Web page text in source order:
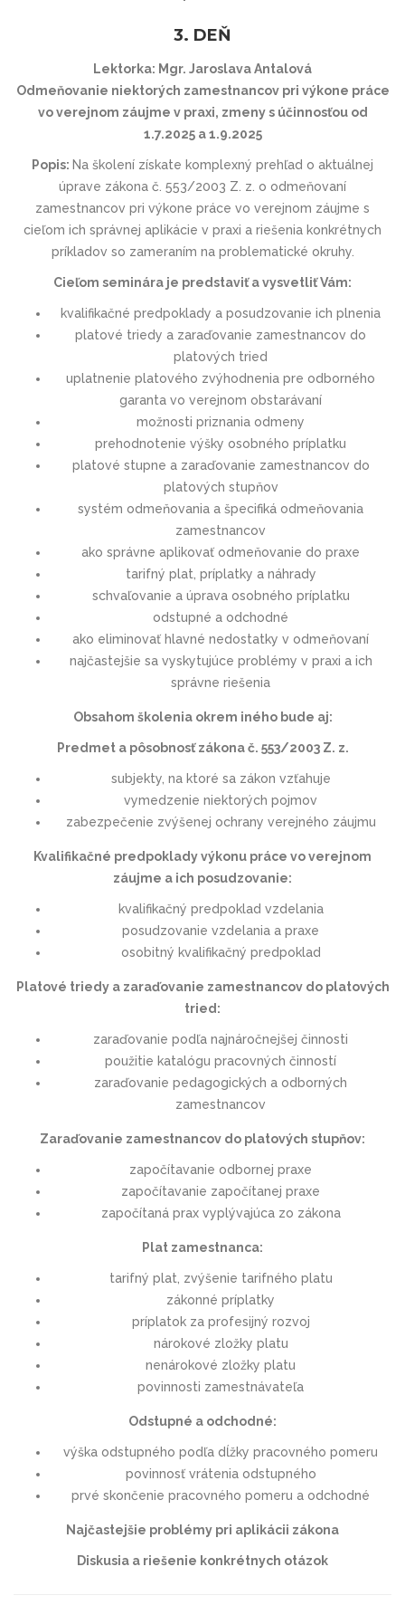
3. DEŇ
Lektorka: Mgr. Jaroslava Antalová
Odmeňovanie niektorých zamestnancov pri výkone práce
vo verejnom záujme v praxi, zmeny s účinnosťou od
1.7.2025 a 1.9.2025
Popis: Na školení získate komplexný prehľad o aktuálnej
úprave zákona č. 553/2003 Z. z. o odmeňovaní
zamestnancov pri výkone práce vo verejnom záujme s
cieľom ich správnej aplikácie v praxi a riešenia konkrétnych
príkladov so zameraním na problematické okruhy.
Cieľom seminára je predstaviť a vysvetliť Vám:
kvalifikačné predpoklady a posudzovanie ich plnenia
platové triedy a zaraďovanie zamestnancov do
platových tried
uplatnenie platového zvýhodnenia pre odborného
garanta vo verejnom obstarávaní
možnosti priznania odmeny
prehodnotenie výšky osobného príplatku
platové stupne a zaraďovanie zamestnancov do
platových stupňov
systém odmeňovania a špecifiká odmeňovania
zamestnancov
ako správne aplikovať odmeňovanie do praxe
tarifný plat, príplatky a náhrady
schvaľovanie a úprava osobného príplatku
odstupné a odchodné
ako eliminovať hlavné nedostatky v odmeňovaní
najčastejšie sa vyskytujúce problémy v praxi a ich
správne riešenia
Obsahom školenia okrem iného bude aj:
Predmet a pôsobnosť zákona č. 553/2003 Z. z.
subjekty, na ktoré sa zákon vzťahuje
vymedzenie niektorých pojmov
zabezpečenie zvýšenej ochrany verejného záujmu
Kvalifikačné predpoklady výkonu práce vo verejnom
záujme a ich posudzovanie:
kvalifikačný predpoklad vzdelania
posudzovanie vzdelania a praxe
osobitný kvalifikačný predpoklad
Platové triedy a zaraďovanie zamestnancov do platových
tried:
zaraďovanie podľa najnáročnejšej činnosti
použitie katalógu pracovných činností
zaraďovanie pedagogických a odborných
zamestnancov
Zaraďovanie zamestnancov do platových stupňov:
započítavanie odbornej praxe
započítavanie započítanej praxe
započítaná prax vyplývajúca zo zákona
Plat zamestnanca:
tarifný plat, zvýšenie tarifného platu
zákonné príplatky
príplatok za profesijný rozvoj
nárokové zložky platu
nenárokové zložky platu
povinnosti zamestnávateľa
Odstupné a odchodné:
výška odstupného podľa dĺžky pracovného pomeru
povinnosť vrátenia odstupného
prvé skončenie pracovného pomeru a odchodné
Najčastejšie problémy pri aplikácii zákona
Diskusia a riešenie konkrétnych otázok